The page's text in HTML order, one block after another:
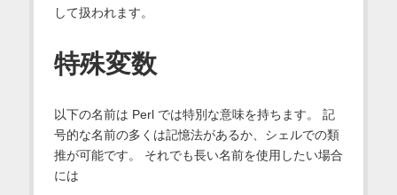
して扱われます。
特殊変数
以下の名前は Perl では特別な意味を持ちます。 記
号的な名前の多くは記憶法があるか、シェルでの類
推が可能です。 それでも長い名前を使用したい場合
には